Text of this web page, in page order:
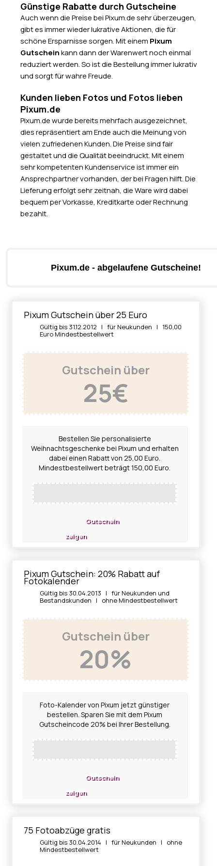
Günstige Rabatte durch Gutscheine
Auch wenn die Preise bei Pixum.de sehr überzeugen,
gibt es immer wieder lukrative Aktionen, die für
schöne Ersparnisse sorgen. Mit einem Pixum
Gutscheinkann dann der Warenwert noch einmal
reduziert werden. So ist die Bestellung immer lukrativ
und sorgt für wahre Freude.
Kunden lieben Fotos und Fotos lieben
Pixum.de
Pixum.de wurde bereits mehrfach ausgezeichnet,
dies repräsentiert am Ende auch die Meinung von
vielen zufriedenen Kunden. Die Preise sind fair
gestaltet und die Qualität beeindruckt. Mit einem
sehr kompetenten Kundenservice ist immer ein
Ansprechpartner vorhanden, der bei Fragen hilft. Die
Lieferung erfolgt sehr zeitnah, die Ware wird dabei
bequem per Vorkasse, Kreditkarte oder Rechnung
bezahlt.
Pixum.de - abgelaufene Gutscheine!
Pixum Gutschein über 25 Euro
Gültig bis 31.12.2012 | für Neukunden | 150,00
Euro Mindestbestellwert
Gutschein über
25€
Bestellen Sie personalisierte
Weihnachtsgeschenke bei Pixum und erhalten
dabei einen Rabatt von 25,00 Euro.
Mindestbestellwert beträgt 150,00 Euro.
Gutschein
zeigen
Pixum Gutschein: 20% Rabatt auf
Fotokalender
Gültig bis 30.04.2013 | für Neukunden und
Bestandskunden | ohne Mindestbestellwert
Gutschein über
20%
Foto-Kalender von Pixum jetzt günstiger
bestellen. Sparen Sie mit dem Pixum
Gutscheincode 20% bei Ihrer Bestellung.
Gutschein
zeigen
75 Fotoabzüge gratis
Gültig bis 30.04.2014 | für Neukunden | ohne
Mindestbestellwert